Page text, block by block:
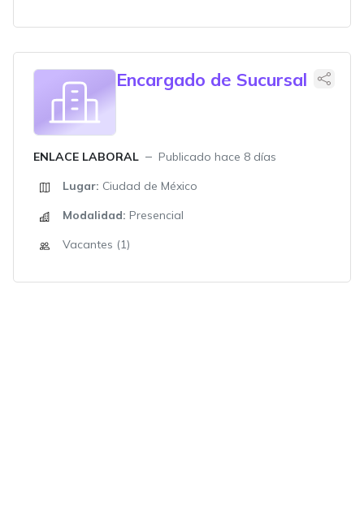
Encargado de Sucursal
ENLACE LABORAL
Publicado hace 8 días
Lugar: Ciudad de México
Modalidad: Presencial
Vacantes (1)